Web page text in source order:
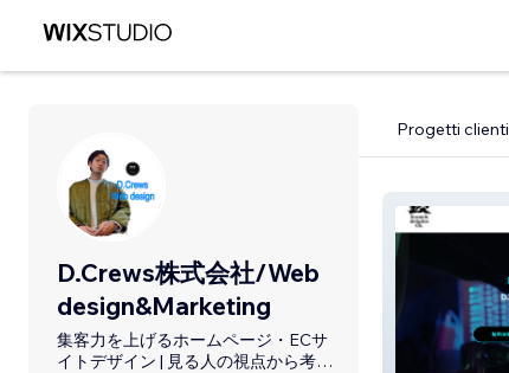
D.Crews株式会社/Web
design&Marketing
集客力を上げるホームページ・ECサ
イトデザイン | 見る人の視点から考え
Progetti clienti